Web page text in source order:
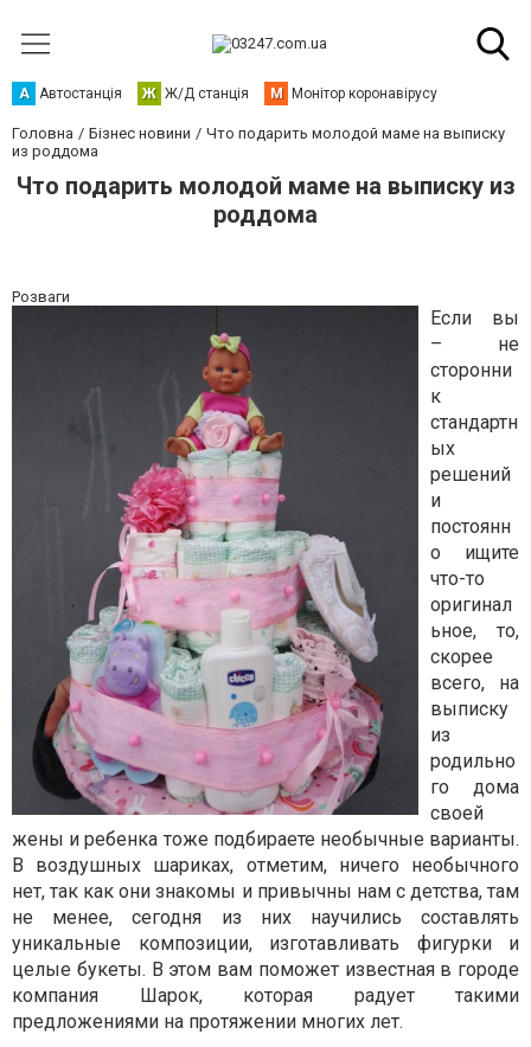
А Автостанція Ж Ж/Д станція М Монітор коронавірусу
Головна Бізнес новини
Что подарить молодой маме на выписку
из роддома
Что подарить молодой маме на выписку из
роддома
Розваги
Если вы
– не
сторонни
к
стандартн
ых
решений
и
постоянн
о ищите
что-то
оригинал
ьное, то,
скорее
всего, на
выписку
из
родильно
го дома
своей
жены и ребенка тоже подбираете необычные варианты.
В воздушных шариках, отметим, ничего необычного
нет, так как они знакомы и привычны нам с детства, там
не менее, сегодня из них научились составлять
уникальные композиции, изготавливать фигурки и
целые букеты. В этом вам поможет известная в городе
компания Шарок, которая радует такими
предложениями на протяжении многих лет.